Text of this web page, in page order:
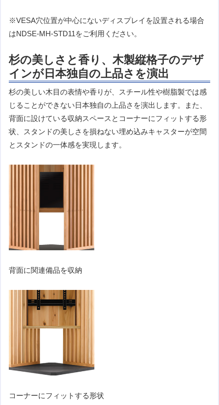
※VESA穴位置が中心にないディスプレイを設置される場合
はNDSE-MH-STD11をご利用ください。
杉の美しさと香り、木製縦格子のデザ
インが日本独自の上品さを演出
杉の美しい木目の表情や香りが、スチール性や樹脂製では感
じることができない日本独自の上品さを演出します。また、
背面に設けている収納スペースとコーナーにフィットする形
状、スタンドの美しさを損ねない埋め込みキャスターが空間
とスタンドの一体感を実現します。
背面に関連備品を収納
コーナーにフィットする形状